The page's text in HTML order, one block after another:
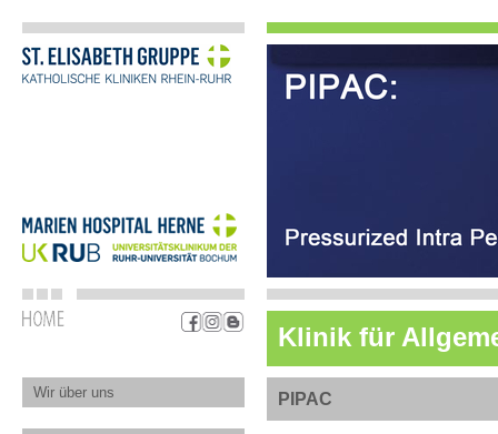
Klinik für
Wir über uns PIPAC